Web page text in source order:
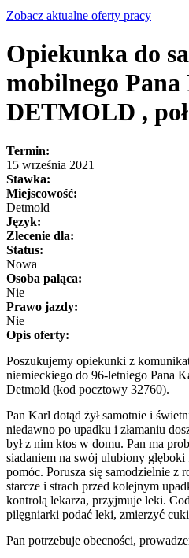
Zobacz aktualne oferty pracy
Opiekunka do
mobilnego
DETMOLD ,
Termin:
15 września 2021
Stawka:
Miejscowość:
Detmold
Język:
Zlecenie dla:
Status:
Nowa
Osoba paląca:
Nie
Prawo jazdy:
Nie
Opis oferty:
Poszukujemy opiekunki z
niemieckiego do 96-letniego Pana
Detmold (kod pocztowy 32760).
Pan Karl dotąd żył samotnie i
niedawno po upadku i złamaniu
był z nim ktos w domu. Pan ma
siadaniem na swój ulubiony
pomóc. Porusza się samodzielnie z
starcze i strach przed kolejnym
kontrolą lekarza, przyjmuje leki.
pilęgniarki podać leki, zmierzyć
Pan potrzebuje obecności,